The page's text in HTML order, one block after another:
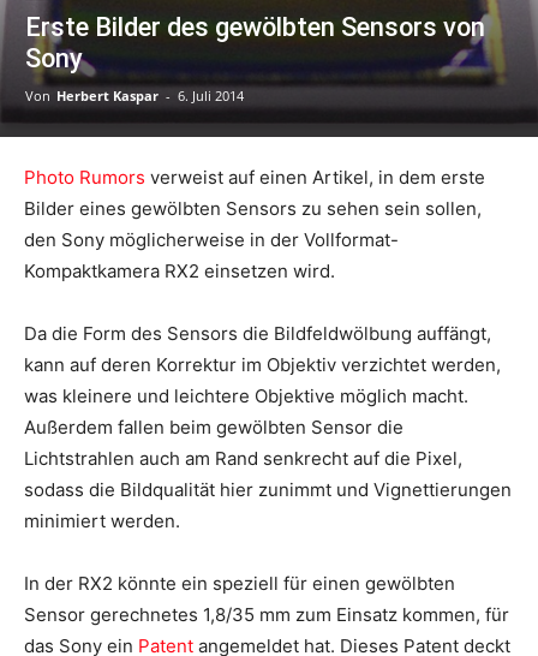
Erste Bilder des gewölbten Sensors von
Sony
Von Herbert Kaspar - 6. Juli 2014
Photo Rumors verweist auf einen Artikel, in dem erste
Bilder eines gewölbten Sensors zu sehen sein sollen,
den Sony möglicherweise in der Vollformat-
Kompaktkamera RX2 einsetzen wird.
Da die Form des Sensors die Bildfeldwölbung auffängt,
kann auf deren Korrektur im Objektiv verzichtet werden,
was kleinere und leichtere Objektive möglich macht.
Außerdem fallen beim gewölbten Sensor die
Lichtstrahlen auch am Rand senkrecht auf die Pixel,
sodass die Bildqualität hier zunimmt und Vignettierungen
minimiert werden.
In der RX2 könnte ein speziell für einen gewölbten
Sensor gerechnetes 1,8/35 mm zum Einsatz kommen, für
das Sony ein Patent angemeldet hat. Dieses Patent deckt